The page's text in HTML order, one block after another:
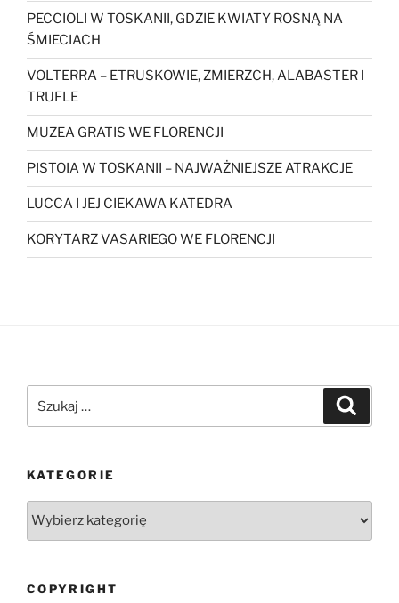
PECCIOLI W TOSKANII, GDZIE KWIATY ROSNĄ NA
ŚMIECIACH
VOLTERRA – ETRUSKOWIE, ZMIERZCH, ALABASTER I
TRUFLE
MUZEA GRATIS WE FLORENCJI
PISTOIA W TOSKANII – NAJWAŻNIEJSZE ATRAKCJE
LUCCA I JEJ CIEKAWA KATEDRA
KORYTARZ VASARIEGO WE FLORENCJI
KATEGORIE
COPYRIGHT